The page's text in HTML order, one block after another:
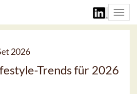
2026
Trends für 2026